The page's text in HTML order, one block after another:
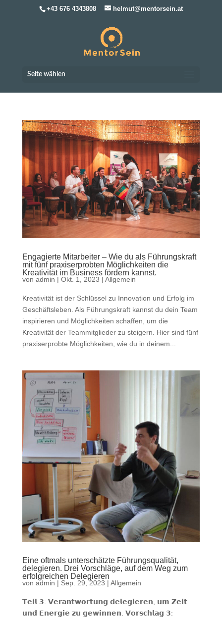
+43 676 4343808 helmut@mentorsein.at
Seite wählen
Engagierte Mitarbeiter – Wie du als Führungskraft
mit fünf praxiserprobten Möglichkeiten die
Kreativität im Business fördern kannst.
von admin | Okt. 1, 2023 | Allgemein
Kreativität ist der Schlüssel zu Innovation und Erfolg im
Geschäftsleben. Als Führungskraft kannst du dein Team
inspirieren und Möglichkeiten schaffen, um die
Kreativität der Teammitglieder zu steigern. Hier sind fünf
praxiserprobte Möglichkeiten, wie du in deinem...
Eine oftmals unterschätzte Führungsqualität,
delegieren. Drei Vorschläge, auf dem Weg zum
erfolgreichen Delegieren
von admin | Sep. 29, 2023 | Allgemein
𝗧𝗲𝗶𝗹 𝟯: 𝗩𝗲𝗿𝗮𝗻𝘁𝘄𝗼𝗿𝘁𝘂𝗻𝗴 𝗱𝗲𝗹𝗲𝗴𝗶𝗲𝗿𝗲𝗻, 𝘂𝗺 𝗭𝗲𝗶𝘁
𝘂𝗻𝗱 𝗘𝗻𝗲𝗿𝗴𝗶𝗲 𝘇𝘂 𝗴𝗲𝘄𝗶𝗻𝗻𝗲𝗻. 𝗩𝗼𝗿𝘀𝗰𝗵𝗹𝗮𝗴 𝟯: